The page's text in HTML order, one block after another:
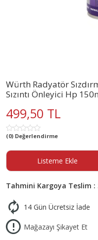
Würth Radyatör
Sızıntı Önleyici Hp
499,50 TL
(0) Değerlendirme
Listeme Ekle
Tahmini Kargoya Teslim :
14 Gün Ücretsiz İade
Mağazayı Şikayet Et